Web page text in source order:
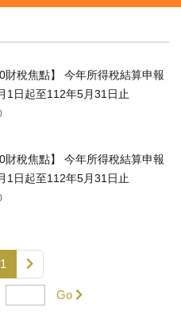
財稅焦點】 今年所得稅結算申報
1日起至112年5月31日止
財稅焦點】 今年所得稅結算申報
1日起至112年5月31日止
1
Go